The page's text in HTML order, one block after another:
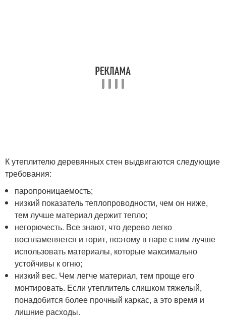
К утеплителю деревянных стен выдвигаются следующие
требования:
паропроницаемость;
низкий показатель теплопроводности, чем он ниже,
тем лучше материал держит тепло;
негорючесть. Все знают, что дерево легко
воспламеняется и горит, поэтому в паре с ним лучше
использовать материалы, которые максимально
устойчивы к огню;
низкий вес. Чем легче материал, тем проще его
монтировать. Если утеплитель слишком тяжелый,
понадобится более прочный каркас, а это время и
лишние расходы.